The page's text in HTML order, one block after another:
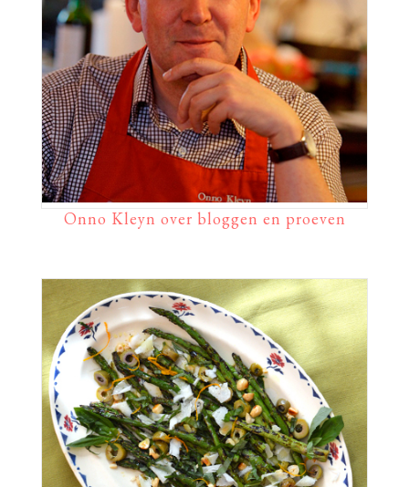
Onno Kleyn over bloggen en proeven